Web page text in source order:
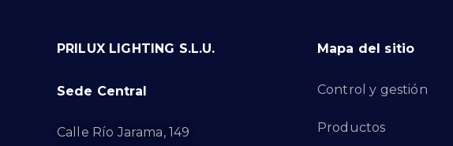
PRILUX LIGHTING S.L.U.
Sede Central
Calle Río Jarama, 149
Mapa del sitio
Control y gestión
Productos